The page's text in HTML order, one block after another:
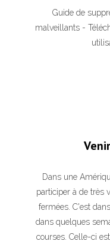
Guide de
malveillants -
Dans une
participer à de très
fermées. C'est
dans quelques
courses. Celle-ci